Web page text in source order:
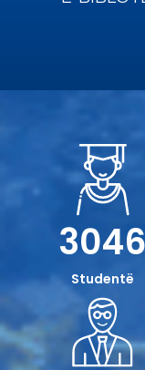
Konkurs
Data e
3046
Studentë